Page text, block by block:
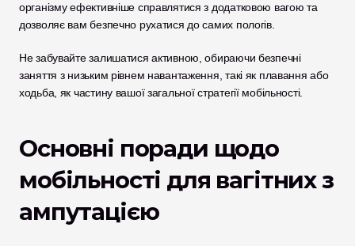
організму ефективніше справлятися з додатковою вагою та
дозволяє вам безпечно рухатися до самих пологів.
Не забувайте залишатися активною, обираючи безпечні
заняття з низьким рівнем навантаження, такі як плавання або
ходьба, як частину вашої загальної стратегії мобільності.
Основні поради щодо
мобільності для вагітних з
ампутацією